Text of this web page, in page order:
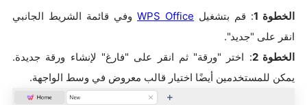
الخطوة 1 : قم بتشغيل WPS Office وفي قائمة الشريط الجانبي
انقر على "جديد".
الخطوة 2 : اختر "ورقة" ثم انقر على "فارغ" لإنشاء ورقة جديدة.
يمكن للمستخدمين أيضًا اختيار قالب معروض في وسط الواجهة.